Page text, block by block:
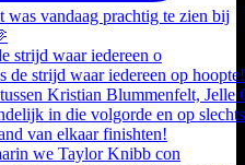
strijd waar iedereen o
we Taylor Knibb con